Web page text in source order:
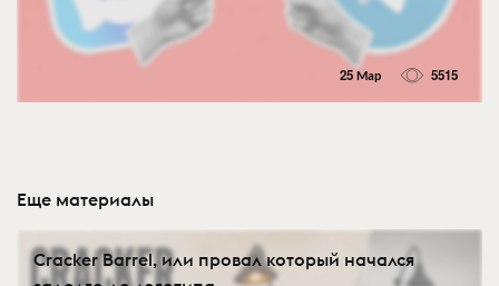
25 Мар 5515
Еще материалы
Cracker Barrel, или провал который начался